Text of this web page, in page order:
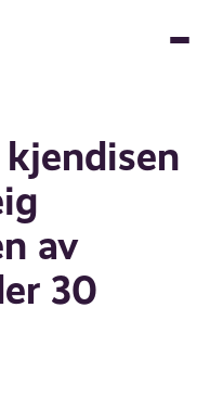
kjendisen
av
30